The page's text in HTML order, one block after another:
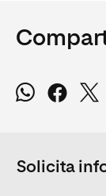
Solicita